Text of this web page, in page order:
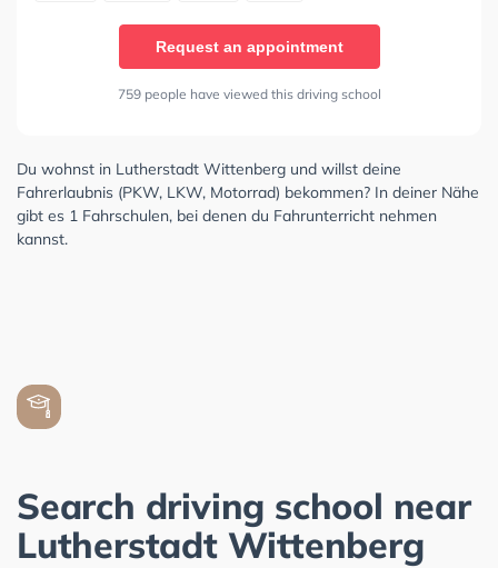
Request an appointment
759 people have viewed this driving school
Du wohnst in Lutherstadt Wittenberg und willst deine
Fahrerlaubnis (PKW, LKW, Motorrad) bekommen? In deiner Nähe
gibt es 1 Fahrschulen, bei denen du Fahrunterricht nehmen
kannst.
Search driving school near
Lutherstadt Wittenberg